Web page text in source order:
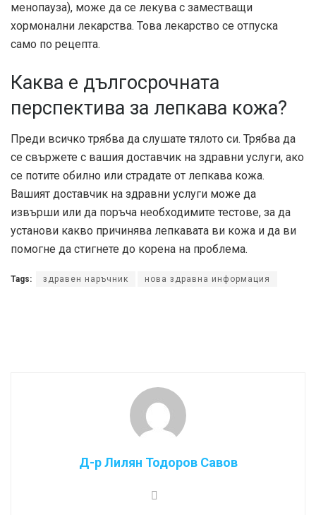
менопауза), може да се лекува с заместващи
хормонални лекарства. Това лекарство се отпуска
само по рецепта.
Каква е дългосрочната
перспектива за лепкава кожа?
Преди всичко трябва да слушате тялото си. Трябва да
се свържете с вашия доставчик на здравни услуги, ако
се потите обилно или страдате от лепкава кожа.
Вашият доставчик на здравни услуги може да
извърши или да поръча необходимите тестове, за да
установи какво причинява лепкавата ви кожа и да ви
помогне да стигнете до корена на проблема.
Tags: здравен наръчник нова здравна информация
Д-р Лилян Тодоров Савов